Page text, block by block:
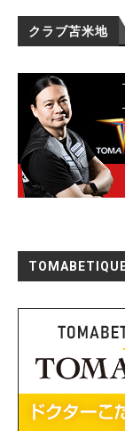
クラブ苫米地